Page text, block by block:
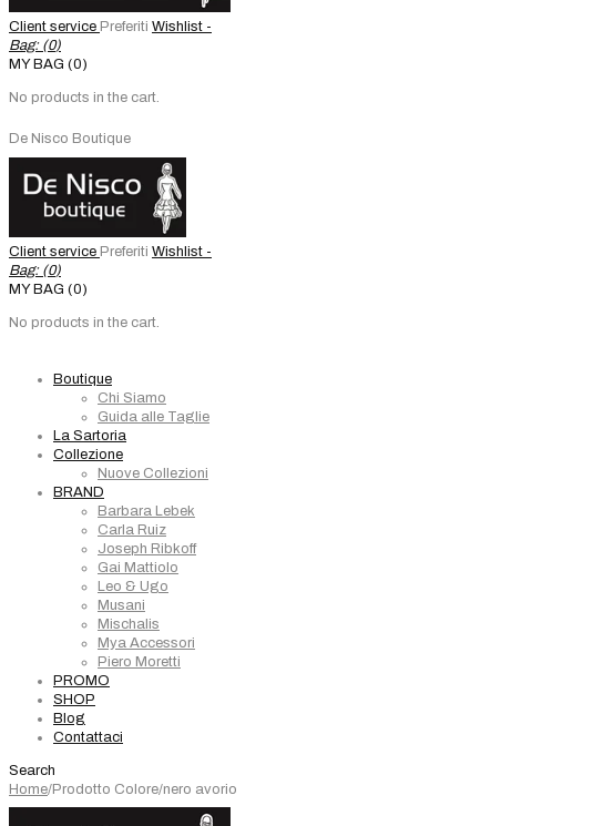
Client service Preferiti Wishlist -
Bag: (0)
MY BAG (0)
No products in the cart.
De Nisco Boutique
Client service Preferiti Wishlist -
Bag: (0)
MY BAG (0)
No products in the cart.
Boutique
Chi Siamo
Guida alle Taglie
La Sartoria
Collezione
Nuove Collezioni
BRAND
Barbara Lebek
Carla Ruiz
Joseph Ribkoff
Gai Mattiolo
Leo & Ugo
Musani
Mischalis
Mya Accessori
Piero Moretti
PROMO
SHOP
Blog
Contattaci
Search
Home/Prodotto Colore/nero avorio